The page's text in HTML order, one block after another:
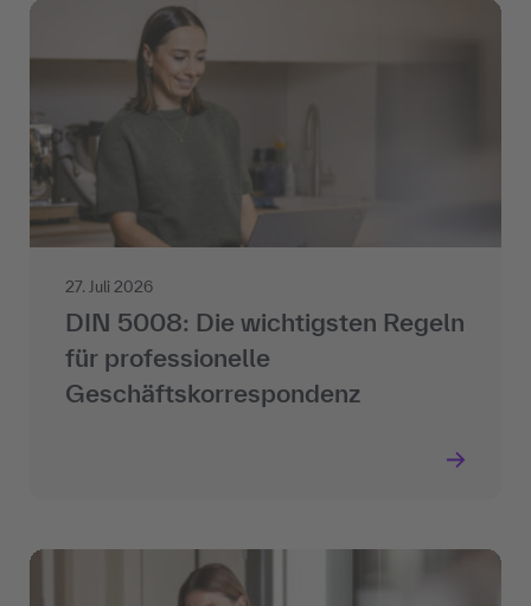
27. Juli 2026
DIN 5008: Die wichtigsten Regeln
für professionelle
Geschäftskorrespondenz